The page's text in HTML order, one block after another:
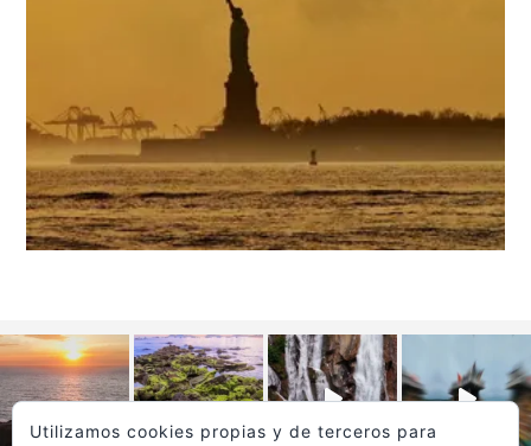
Utilizamos cookies propias y de terceros para